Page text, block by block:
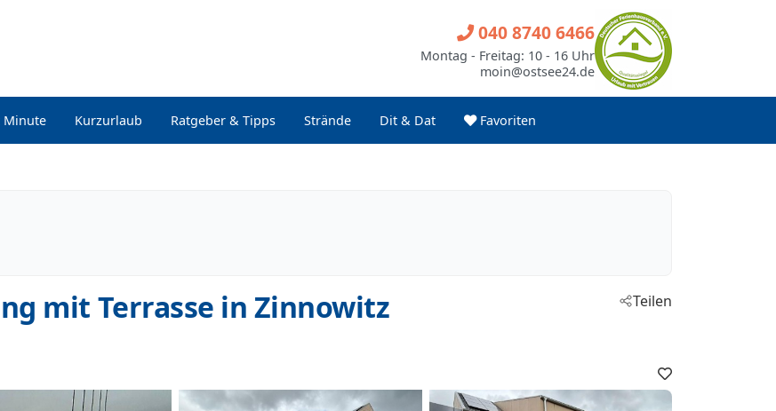
Minute Kurzurlaub Ratgeber & Tipps Strände Dit & Dat Favoriten
040 8740 6466
Montag - Freitag: 10 - 16 Uhr
moin@ostsee24.de
mit Terrasse in Zinnowitz Teilen